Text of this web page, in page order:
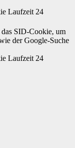
Laufzeit 24
SID-Cookie, um
der Google-Suche
Laufzeit 24